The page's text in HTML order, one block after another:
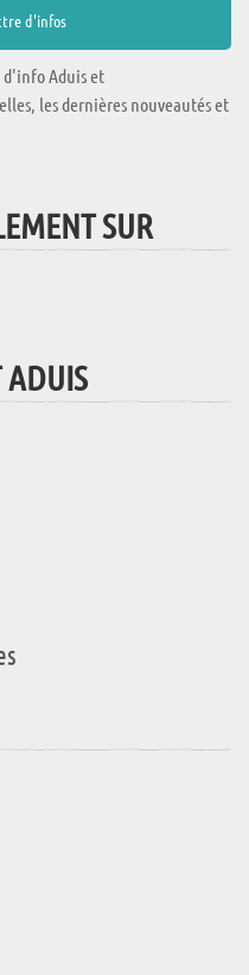
Aduis et
les dernières nouveautés et
SUR
ADUIS